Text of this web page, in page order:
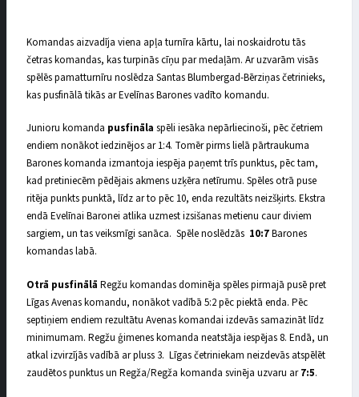
Komandas aizvadīja viena apļa turnīra kārtu, lai noskaidrotu tās
četras komandas, kas turpinās cīņu par medaļām. Ar uzvarām visās
spēlēs pamatturnīru noslēdza Santas Blumbergad-Bērziņas četrinieks,
kas pusfinālā tikās ar Evelīnas Barones vadīto komandu.
Junioru komanda pusfināla spēli iesāka nepārliecinoši, pēc četriem
endiem nonākot iedzinējos ar 1:4. Tomēr pirms lielā pārtraukuma
Barones komanda izmantoja iespēja paņemt trīs punktus, pēc tam,
kad pretiniecēm pēdējais akmens uzķēra netīrumu. Spēles otrā puse
ritēja punkts punktā, līdz ar to pēc 10, enda rezultāts neizšķirts. Ekstra
endā Evelīnai Baronei atlika uzmest izsišanas metienu caur diviem
sargiem, un tas veiksmīgi sanāca. Spēle noslēdzās 10:7Barones
komandas labā.
Otrā pusfinālā Regžu komandas dominēja spēles pirmajā pusē pret
Līgas Avenas komandu, nonākot vadībā 5:2 pēc piektā enda. Pēc
septiņiem endiem rezultātu Avenas komandai izdevās samazināt līdz
minimumam. Regžu ģimenes komanda neatstāja iespējas 8. Endā, un
atkal izvirzījās vadībā ar pluss 3. Līgas četriniekam neizdevās atspēlēt
zaudētos punktus un Regža/Regža komanda svinēja uzvaru ar7:5.